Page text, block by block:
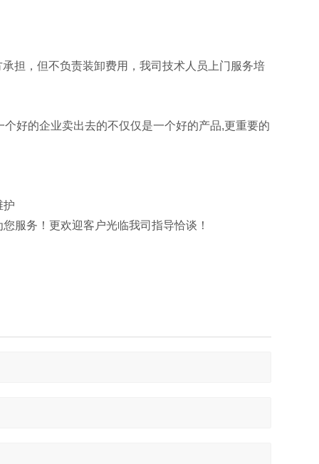
担，但不负责装卸费用，我司技术人员上门服务培
好的企业卖出去的不仅仅是一个好的产品,更重要的
护
服务！更欢迎客户光临我司指导恰谈！